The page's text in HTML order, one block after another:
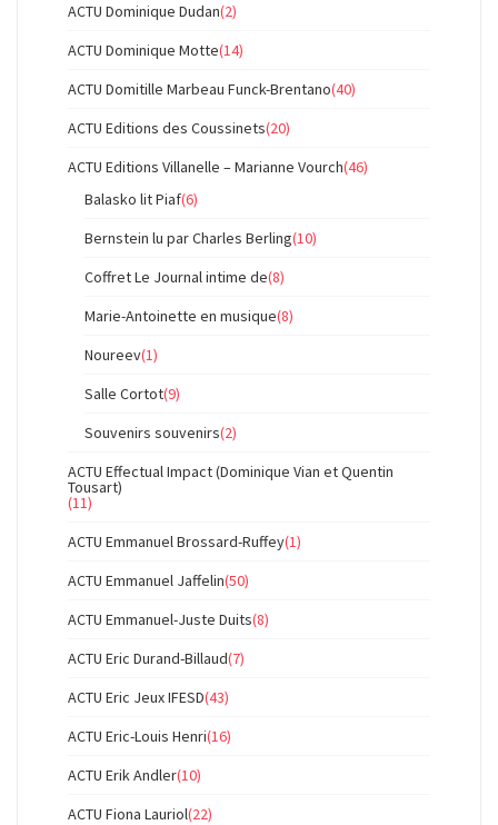
ACTU Dominique Dudan(2)
ACTU Dominique Motte(14)
ACTU Domitille Marbeau Funck-Brentano(40)
ACTU Editions des Coussinets(20)
ACTU Editions Villanelle – Marianne Vourch(46)
Balasko lit Piaf(6)
Bernstein lu par Charles Berling(10)
Coffret Le Journal intime de(8)
Marie-Antoinette en musique(8)
Noureev(1)
Salle Cortot(9)
Souvenirs souvenirs(2)
ACTU Effectual Impact (Dominique Vian et Quentin
Tousart)
(11)
ACTU Emmanuel Brossard-Ruffey(1)
ACTU Emmanuel Jaffelin(50)
ACTU Emmanuel-Juste Duits(8)
ACTU Eric Durand-Billaud(7)
ACTU Eric Jeux IFESD(43)
ACTU Eric-Louis Henri(16)
ACTU Erik Andler(10)
ACTU Fiona Lauriol(22)